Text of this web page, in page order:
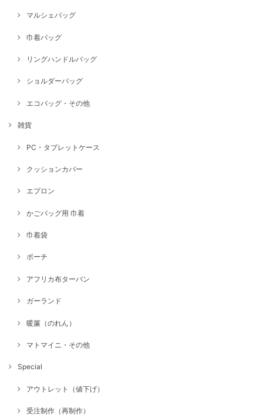
マルシェバッグ
巾着バッグ
リングハンドルバッグ
ショルダーバッグ
エコバッグ・その他
雑貨
PC・タブレットケース
クッションカバー
エプロン
かごバッグ用 巾着
巾着袋
ポーチ
アフリカ布ターバン
ガーランド
暖簾（のれん）
マトマイニ・その他
Special
アウトレット（値下げ）
受注制作（再制作）